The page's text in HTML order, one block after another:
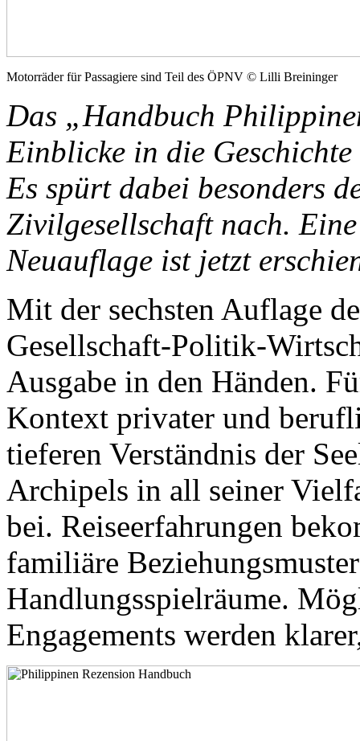
Motorräder für Passagiere sind Teil des ÖPNV © Lilli Breininger
Das „Handbuch
Einblicke in die
Es spürt dabei besonders
Zivilgesellschaft nach.
Neuauflage ist jetzt
Mit der sechsten Auflage
Gesellschaft-Politik-
Ausgabe in den Händen.
Kontext privater und
tieferen Verständnis der
Archipels in all seiner
bei. Reiseerfahrungen
familiäre
Handlungsspielräume.
Engagements werden